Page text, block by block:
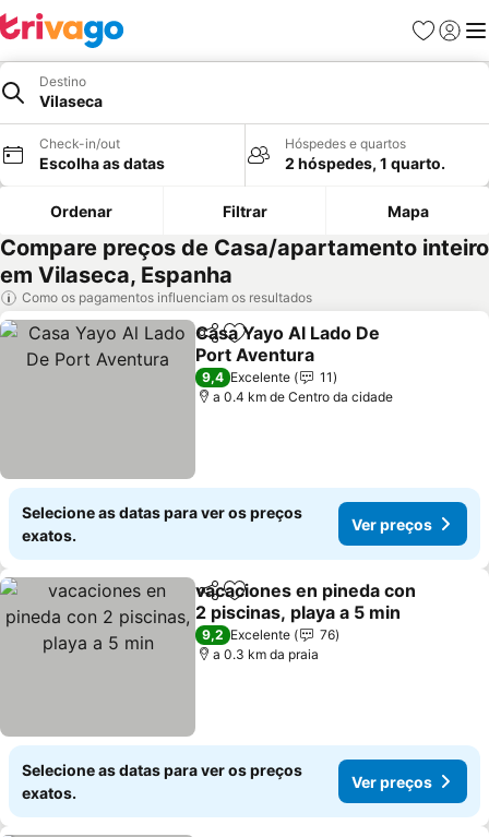
Favoritos
Iniciar
Destino
Vilaseca
Check-in/out
Escolha as datas
Hóspedes e quartos
2 hóspedes, 1 quarto.
Ordenar Filtrar Mapa
Compare preços de Casa/apartamento inteiro
em Vilaseca, Espanha
Como os pagamentos influenciam os resultados
PartilharAdicionar aos favoritos
Casa Yayo Al Lado De
Port Aventura
Ver preços
9,4 Excelente
11
a 0.4 km de Centro da cidade
Selecione as datas para ver os preços
exatos.
Ver preços
PartilharAdicionar aos favoritos
vacaciones en pineda con
2 piscinas, playa a 5 min
Ver preços
9,2 Excelente
76
a 0.3 km da praia
Selecione as datas para ver os preços
exatos.
Ver preços